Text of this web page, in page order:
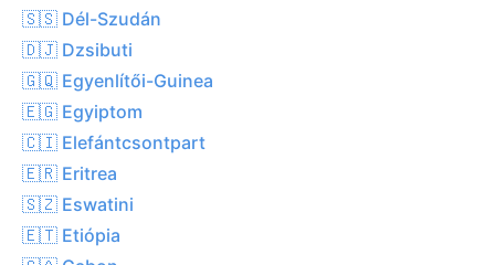
🇸🇸 Dél-Szudán
🇩🇯 Dzsibuti
🇬🇶 Egyenlítői-Guinea
🇪🇬 Egyiptom
🇨🇮 Elefántcsontpart
🇪🇷 Eritrea
🇸🇿 Eswatini
🇪🇹 Etiópia